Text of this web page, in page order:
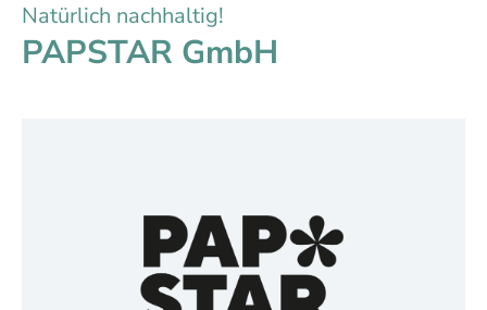
Natürlich nachhaltig!
PAPSTAR GmbH